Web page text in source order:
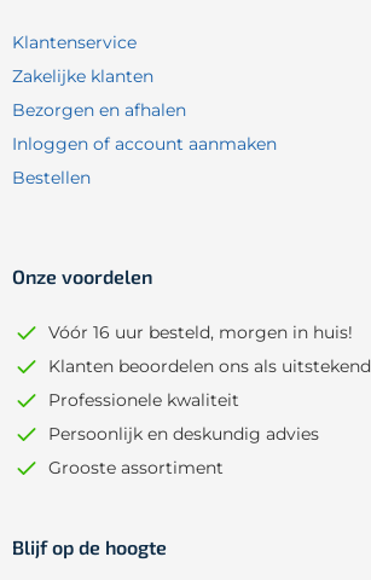
Klantenservice
Zakelijke klanten
Bezorgen en afhalen
Inloggen of account aanmaken
Bestellen
Onze voordelen
Vóór 16 uur besteld, morgen in huis!
Klanten beoordelen ons als uitstekend
Professionele kwaliteit
Persoonlijk en deskundig advies
Grooste assortiment
Blijf op de hoogte